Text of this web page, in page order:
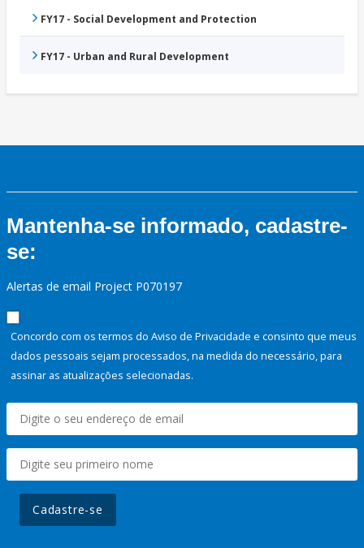
FY17 - Social Development and Protection
FY17 - Urban and Rural Development
Mantenha-se informado, cadastre-
se:
Alertas de email Project P070197
Concordo com os termos do Aviso de Privacidade e consinto que meus
dados pessoais sejam processados, na medida do necessário, para
assinar as atualizações selecionadas.
Cadastre-se